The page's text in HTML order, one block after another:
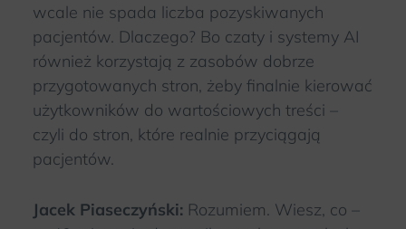
wcale nie spada liczba pozyskiwanych
pacjentów. Dlaczego? Bo czaty i systemy AI
również korzystają z zasobów dobrze
przygotowanych stron, żeby finalnie kierować
użytkowników do wartościowych treści –
czyli do stron, które realnie przyciągają
pacjentów.
Jacek Piaseczyński: Rozumiem. Wiesz, co –